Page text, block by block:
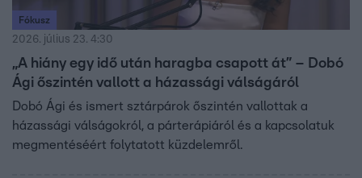
Fókusz
2026. július 23. 4:30
„A hiány egy idő után haragba csapott át” – Dobó
Ági őszintén vallott a házassági válságáról
Dobó Ági és ismert sztárpárok őszintén vallottak a
házassági válságokról, a párterápiáról és a kapcsolatuk
megmentéséért folytatott küzdelemről.